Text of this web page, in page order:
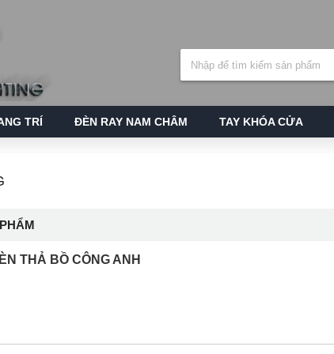
TRÍ ĐÈN RAY NAM CHÂM TAY KHÓA CỬA
THẢ BỒ CÔNG ANH